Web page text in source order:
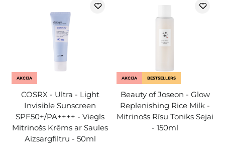
AKCIJA
COSRX - Ultra - Light
Invisible Sunscreen
SPF50+/PA++++ - Viegls
Mitrinošs Krēms ar Saules
Aizsargfiltru - 50ml
AKCIJA BESTSELLERS
Beauty of Joseon - Glow
Replenishing Rice Milk -
Mitrinošs Rīsu Toniks Sejai
- 150ml